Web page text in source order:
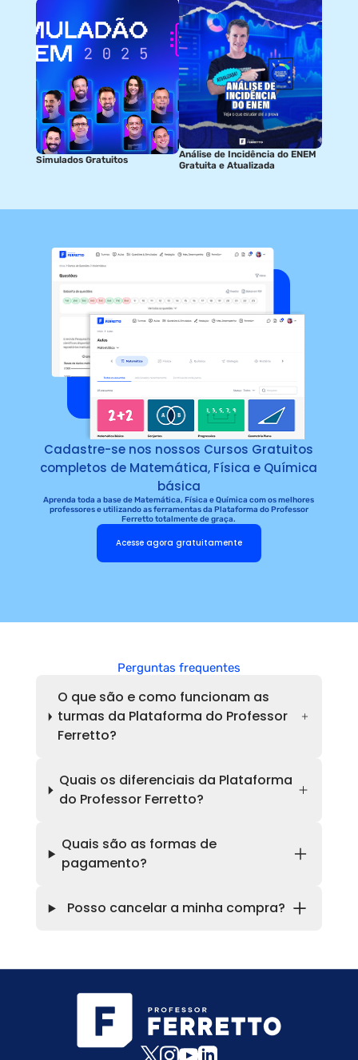
Simulados Gratuitos
Análise de Incidência do ENEM
Gratuita e Atualizada
Cadastre-se nos nossos Cursos Gratuitos
completos de Matemática, Física e Química
básica
Aprenda toda a base de Matemática, Física e Química com os melhores
professores e utilizando as ferramentas da Plataforma do Professor
Ferretto totalmente de graça.
Acesse agora gratuitamente
Perguntas frequentes
O que são e como funcionam as
turmas da Plataforma do Professor
Ferretto?
Quais os diferenciais da Plataforma
do Professor Ferretto?
Quais são as formas de
pagamento?
Posso cancelar a minha compra?